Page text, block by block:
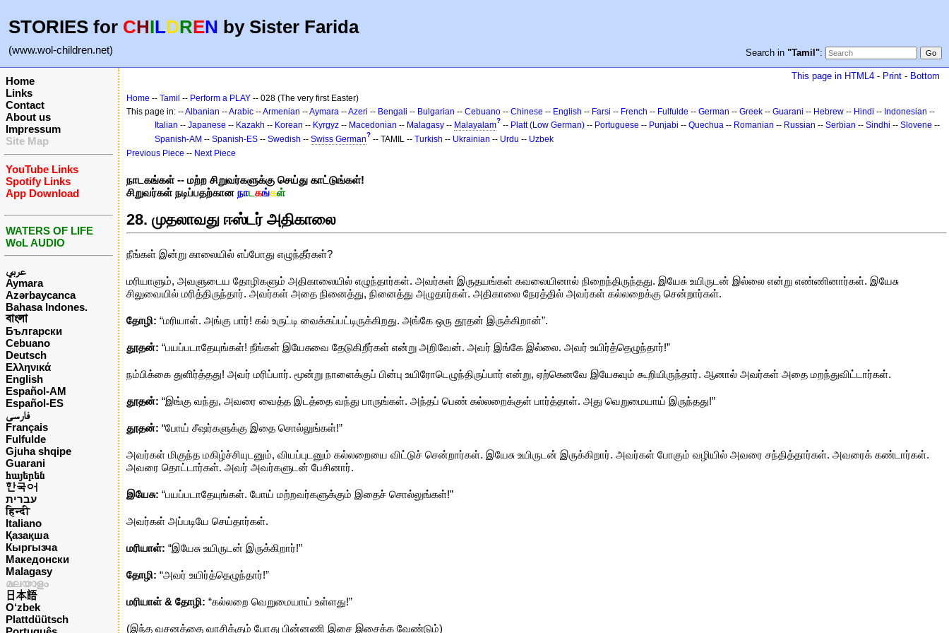
STORIES for CHILDREN by Sister Farida
(www.wol-children.net) Search in "Tamil":
Home
Links
Contact
About us
Impressum
Site Map
YouTube Links
Spotify Links
App Download
WATERS OF LIFE
WoL AUDIO
عربي
Aymara
Azərbaycanca
Bahasa Indones.
বাংলা
Български
Cebuano
Deutsch
Ελληνικά
English
Español-AM
Español-ES
فارسی
Français
Fulfulde
Gjuha shqipe
Guarani
հայերեն
한국어
עברית
हिन्दी
Italiano
Қазақша
Кыргызча
Македонски
Malagasy
മലയാളം
日本語
O‘zbek
Plattdüütsch
This page in HTML4 - Print - Bottom
Home -- Tamil -- Perform a PLAY -- 028 (The very first Easter)
This page in: --Albanian --Arabic --Armenian --Aymara --Azeri -- Bengali -- Bulgarian -- Cebuano -- Chinese -- English -- Farsi -- French -- Fulfulde -- German -- Greek -- Guarani -- Hebrew -- Hindi -- Indonesian --
Italian -- Japanese -- Kazakh -- Korean -- Kyrgyz -- Macedonian -- Malagasy -- Malayalam? -- Platt (Low German) -- Portuguese -- Punjabi -- Quechua -- Romanian -- Russian -- Serbian -- Sindhi -- Slovene --
Spanish-AM -- Spanish-ES -- Swedish -- Swiss German? -- TAMIL -- Turkish -- Ukrainian -- Urdu -- Uzbek
Previous Piece -- Next Piece
நாடகங்கள் -- மற்ற சிறுவர்களுக்கு செய்து காட்டுங்கள்!
சிறுவர்கள் நடிப்பதற்கான நாட கங்கள்
28. முதலாவது ஈஸ்டர் அதிகாலை
நீங்கள் இன்று காலையில் எப்போது எழுந்தீர்கள்?
மரியாளும், அவளுடைய தோழிகளும் அதிகாலையில் எழுந்தார்கள். அவர்கள் இருதயங்கள் கவலையினால் நிறைந்திருந்தது. இயேசு உயிருடன் இல்லை என்று எண்ணினார்கள். இயேசு
சிலுவையில் மரித்திருந்தார். அவர்கள் அதை நினைத்து, நினைத்து அழுதார்கள். அதிகாலை நேரத்தில் அவர்கள் கல்லறைக்கு சென்றார்கள்.
தோழி: “மரியாள். அங்கு பார்! கல் உருட்டி வைக்கப்பட்டிருக்கிறது. அங்கே ஒரு தூதன் இருக்கிறான்”.
தூதன்: “பயப்படாதேயுங்கள்! நீங்கள் இயேசுவை தேடுகிறீர்கள் என்று அறிவேன். அவர் இங்கே இல்லை. அவர் உயிர்த்தெழுந்தார்!”
நம்பிக்கை துளிர்த்தது! அவர் மரிப்பார். மூன்று நாளைக்குப் பின்பு உயிரோடெழுந்திருப்பார் என்று, ஏற்கெனவே இயேசுவும் கூறியிருந்தார். ஆனால் அவர்கள் அதை மறந்துவிட்டார்கள்.
தூதன்: “இங்கு வந்து, அவரை வைத்த இடத்தை வந்து பாருங்கள். அந்தப் பெண் கல்லறைக்குள் பார்த்தாள். அது வெறுமையாய் இருந்தது!”
தூதன்: “போய் சீஷர்களுக்கு இதை சொல்லுங்கள்!”
அவர்கள் மிகுந்த மகிழ்ச்சியுடனும், வியப்புடனும் கல்லறையை விட்டுச் சென்றார்கள். இயேசு உயிருடன் இருக்கிறார். அவர்கள் போகும் வழியில் அவரை சந்தித்தார்கள். அவரைக் கண்டார்கள்.
அவரை தொட்டார்கள். அவர் அவர்களுடன் பேசினார்.
இயேசு: “பயப்படாதேயுங்கள். போய் மற்றவர்களுக்கும் இதைச் சொல்லுங்கள்!”
அவர்கள் அப்படியே செய்தார்கள்.
மரியாள்: “இயேசு உயிருடன் இருக்கிறார்!”
தோழி: “அவர் உயிர்த்தெழுந்தார்!”
மரியாள் & தோழி: “கல்லறை வெறுமையாய் உள்ளது!”
(இந்த வசனத்தை வாசிக்கும் போது பின்னணி இசை இசைக்க வேண்டும்)